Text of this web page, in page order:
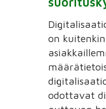
on
odottavat